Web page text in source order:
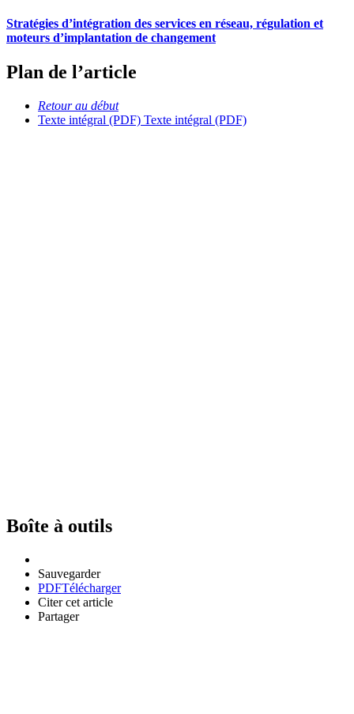
Stratégies d’intégration des services en réseau, régulation et
moteurs d’implantation de changement
Plan de l’article
Retour au début
Texte intégral (PDF) Texte intégral (PDF)
Boîte à outils
Sauvegarder
PDFTélécharger
Citer cet article
Partager